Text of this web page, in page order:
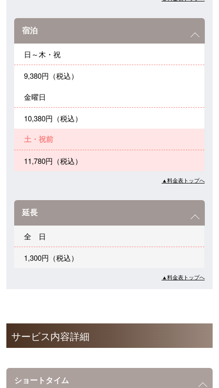
宿泊
日～木・祝
9,380円（税込）
金曜日
10,380円（税込）
土・祝前
11,780円（税込）
▲料金表トップへ
延長
全 日
1,300円（税込）
▲料金表トップへ
サービス内容詳細
ショートタイム